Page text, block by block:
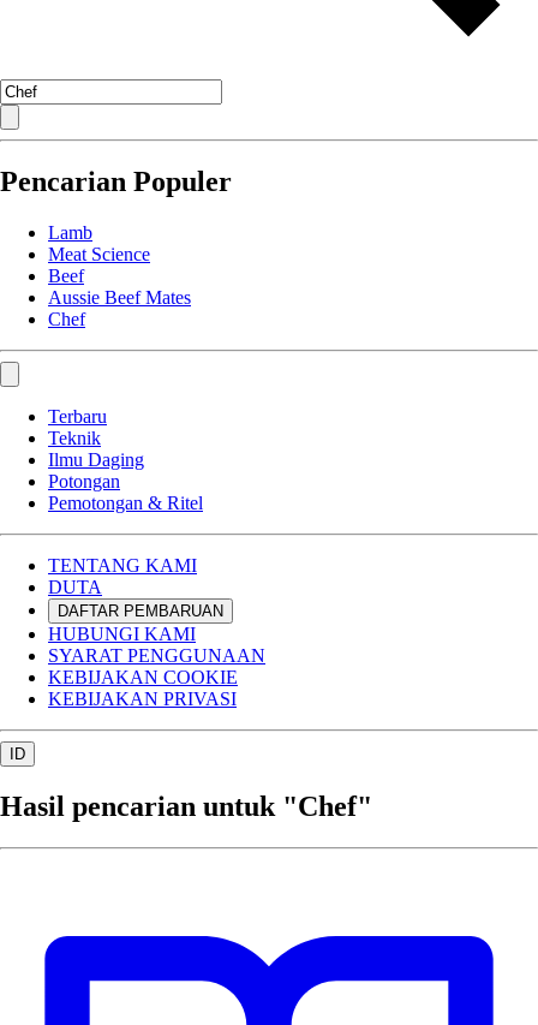
Pencarian Populer
Lamb
Meat Science
Beef
Aussie Beef Mates
Chef
Terbaru
Teknik
Ilmu Daging
Potongan
Pemotongan & Ritel
TENTANG KAMI
DUTA
DAFTAR PEMBARUAN
HUBUNGI KAMI
SYARAT PENGGUNAAN
KEBIJAKAN COOKIE
KEBIJAKAN PRIVASI
ID
Hasil pencarian untuk "Chef"